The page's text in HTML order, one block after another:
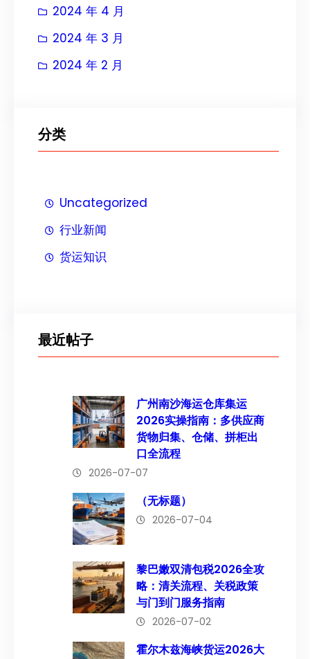
2024 年 4 月
2024 年 3 月
2024 年 2 月
分类
Uncategorized
行业新闻
货运知识
最近帖子
广州南沙海运仓库集运
2026实操指南：多供应商
货物归集、仓储、拼柜出
口全流程
2026-07-07
（无标题）
2026-07-04
黎巴嫩双清包税2026全攻
略：清关流程、关税政策
与门到门服务指南
2026-07-02
霍尔木兹海峡货运2026大